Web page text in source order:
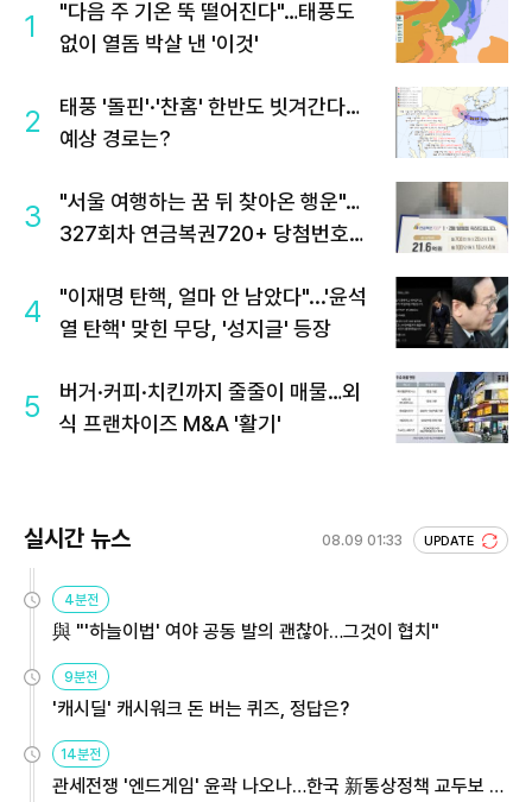
1
"다음 주 기온 뚝 떨어진다"…태풍도
없이 열돔 박살 낸 '이것'
2
태풍 '돌핀'·'찬홈' 한반도 빗겨간다…
예상 경로는?
3
"서울 여행하는 꿈 뒤 찾아온 행운"…
327회차 연금복권720+ 당첨번호조
4
"이재명 탄핵, 얼마 안 남았다"...'윤석
열 탄핵' 맞힌 무당, '성지글' 등장
5
버거·커피·치킨까지 줄줄이 매물…외
식 프랜차이즈 M&A '활기'
실시간 뉴스 08.09 01:33 UPDATE
4분전
與 "'하늘이법' 여야 공동 발의 괜찮아…그것이 협치"
9분전
'캐시딜' 캐시워크 돈 버는 퀴즈, 정답은?
14분전
관세전쟁 '엔드게임' 윤곽 나오나…한국 新통상정책 교두보 활